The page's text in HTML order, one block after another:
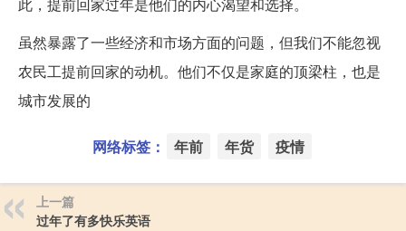
此，提前回家过年是他们的内心渴望和选择。
虽然暴露了一些经济和市场方面的问题，但我们不能忽视
农民工提前回家的动机。他们不仅是家庭的顶梁柱，也是
城市发展的
网络标签： 年前 年货 疫情
上一篇
过年了有多快乐英语